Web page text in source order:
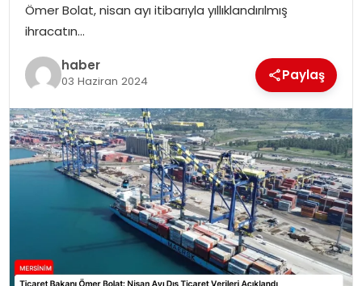
DÜNYA
OTOMOBIL
Ömer Bolat, nisan ayı itibarıyla yıllıklandırılmış
ihracatın…
haber
03 Haziran 2024 Paylaş